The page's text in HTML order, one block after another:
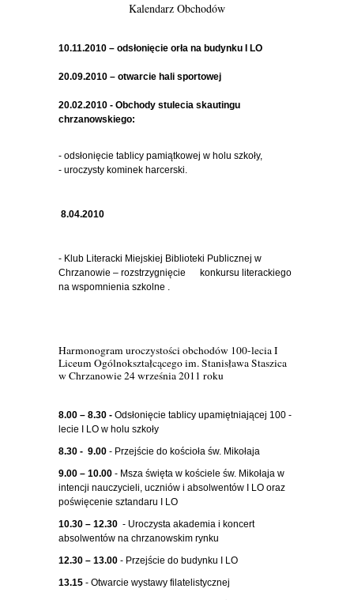
Kalendarz Obchodów
10.11.2010 – odsłonięcie orła na budynku I LO
20.09.2010 – otwarcie hali sportowej
20.02.2010 - Obchody stulecia skautingu
chrzanowskiego:
- odsłonięcie tablicy pamiątkowej w holu szkoły,
- uroczysty kominek harcerski.
8.04.2010
- Klub Literacki Miejskiej Biblioteki Publicznej w
Chrzanowie – rozstrzygnięcie konkursu literackiego
na wspomnienia szkolne .
Harmonogram uroczystości obchodów 100-lecia I
Liceum Ogólnokształcącego im. Stanisława Staszica
w Chrzanowie 24 września 2011 roku
8.00 – 8.30 - Odsłonięcie tablicy upamiętniającej 100 -
lecie I LO w holu szkoły
8.30 - 9.00 - Przejście do kościoła św. Mikołaja
9.00 – 10.00 - Msza święta w kościele św. Mikołaja w
intencji nauczycieli, uczniów i absolwentów I LO oraz
poświęcenie sztandaru I LO
10.30 – 12.30 - Uroczysta akademia i koncert
absolwentów na chrzanowskim rynku
12.30 – 13.00 - Przejście do budynku I LO
13.15 - Otwarcie wystawy filatelistycznej